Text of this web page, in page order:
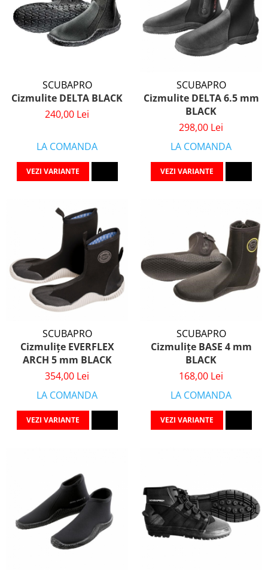
SCUBAPRO
Cizmulite DELTA BLACK
240,00 Lei
LA COMANDA
VEZI VARIANTE
SCUBAPRO
Cizmulite DELTA 6.5 mm
BLACK
298,00 Lei
LA COMANDA
VEZI VARIANTE
SCUBAPRO
Cizmulițe EVERFLEX
ARCH 5 mm BLACK
354,00 Lei
LA COMANDA
VEZI VARIANTE
SCUBAPRO
Cizmulițe BASE 4 mm
BLACK
168,00 Lei
LA COMANDA
VEZI VARIANTE